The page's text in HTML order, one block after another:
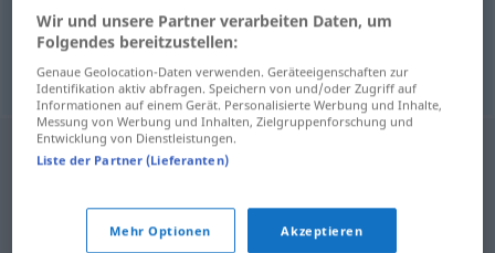
formieren formovat MIL
Wir und unsere Partner verarbeiten Daten, um
Folgendes bereitzustellen:
Genaue Geolocation-Daten verwenden. Geräteeigenschaften zur
Identifikation aktiv abfragen. Speichern von und/oder Zugriff auf
Informationen auf einem Gerät. Personalisierte Werbung und Inhalte,
Messung von Werbung und Inhalten, Zielgruppenforschung und
Entwicklung von Dienstleistungen.
Liste der Partner (Lieferanten)
Mehr Optionen Akzeptieren